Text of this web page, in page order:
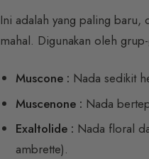
Ini adalah yang paling baru,
mahal. Digunakan oleh
Muscone : Nada sedikit
Muscenone : Nada
Exaltolide : Nada floral
ambrette).